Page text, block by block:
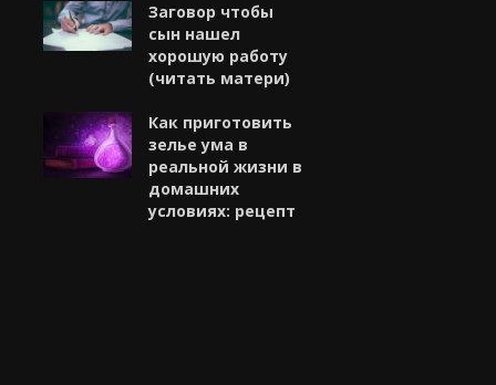
Заговор чтобы
сын нашел
хорошую работу
(читать матери)
Как приготовить
зелье ума в
реальной жизни в
домашних
условиях: рецепт